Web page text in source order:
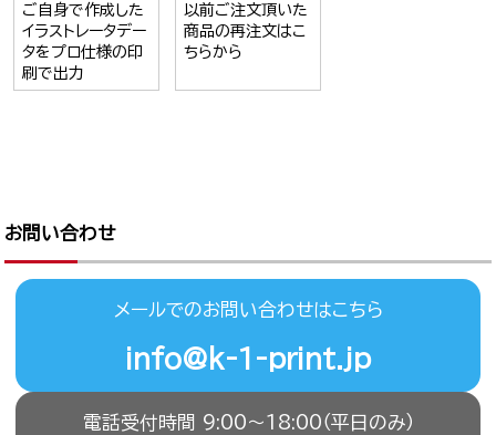
ご自身で作成した
イラストレータデー
タをプロ仕様の印
刷で出力
以前ご注文頂いた
商品の再注文はこ
ちらから
お問い合わせ
メールでのお問い合わせはこちら
info@k-1-print.jp
電話受付時間 9:00〜18:00（平日のみ）